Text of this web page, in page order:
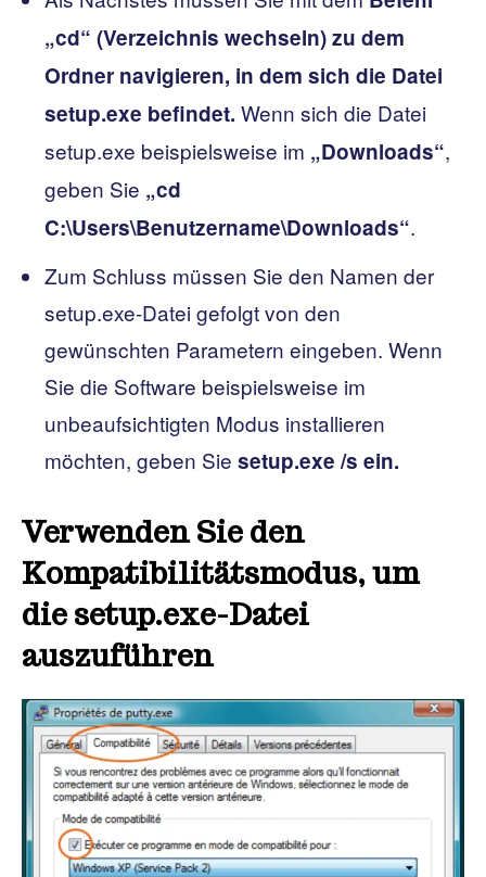
„cd“ (Verzeichnis wechseln) zu dem
Ordner navigieren, in dem sich die Datei
setup.exe befindet. Wenn sich die Datei
setup.exe beispielsweise im „Downloads“,
geben Sie „cd
C:\Users\Benutzername\Downloads“.
Zum Schluss müssen Sie den Namen der
setup.exe-Datei gefolgt von den
gewünschten Parametern eingeben. Wenn
Sie die Software beispielsweise im
unbeaufsichtigten Modus installieren
möchten, geben Sie setup.exe /s ein.
Verwenden Sie den
Kompatibilitätsmodus, um
die setup.exe-Datei
auszuführen